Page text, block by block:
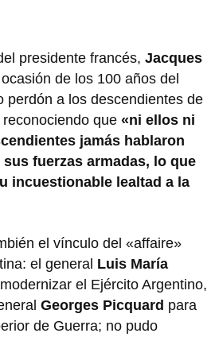
presidente francés, Jacques
de los 100 años del
perdón a los descendientes de
reconociendo que «ni ellos ni
jamás hablaron
fuerzas armadas, lo que
incuestionable lealtad a la
el vínculo del «affaire»
el general Luis María
el Ejército Argentino,
Georges Picquard para
de Guerra; no pudo